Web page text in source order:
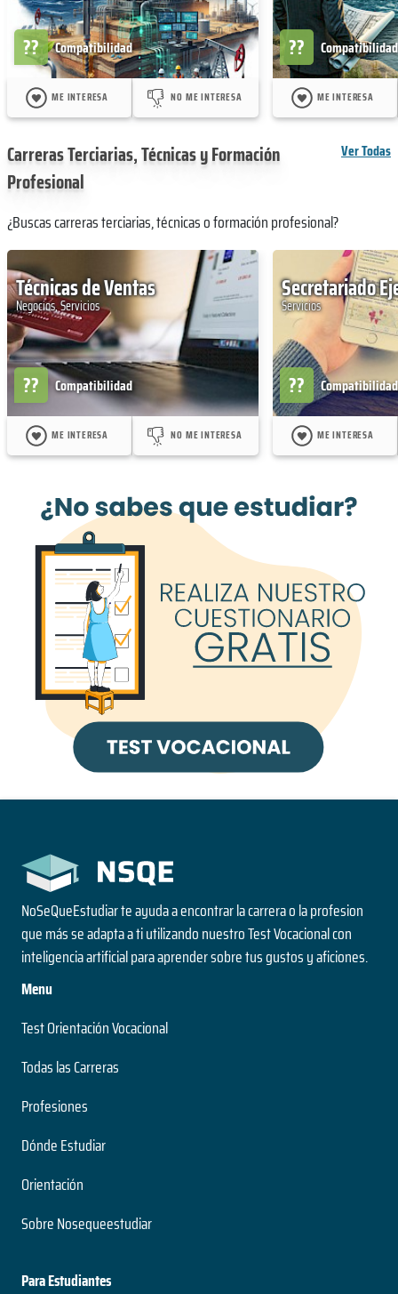
Compatibilidad
??
ME INTERESA NO ME INTERESA
Compatibilidad
??
ME INTERESA
Carreras Terciarias, Técnicas y Formación
Profesional
Ver Todas
¿Buscas carreras terciarias, técnicas o formación profesional?
Técnicas de Ventas
Negocios, Servicios
Compatibilidad
??
ME INTERESA NO ME INTERESA
Secretariado
Servicios
Compatibilidad
??
ME INTERESA
NoSeQueEstudiar te ayuda a encontrar la carrera o la profesion
que más se adapta a ti utilizando nuestro Test Vocacional con
inteligencia artificial para aprender sobre tus gustos y aficiones.
Menu
Test Orientación Vocacional
Todas las Carreras
Profesiones
Dónde Estudiar
Orientación
Sobre Nosequeestudiar
Para Estudiantes